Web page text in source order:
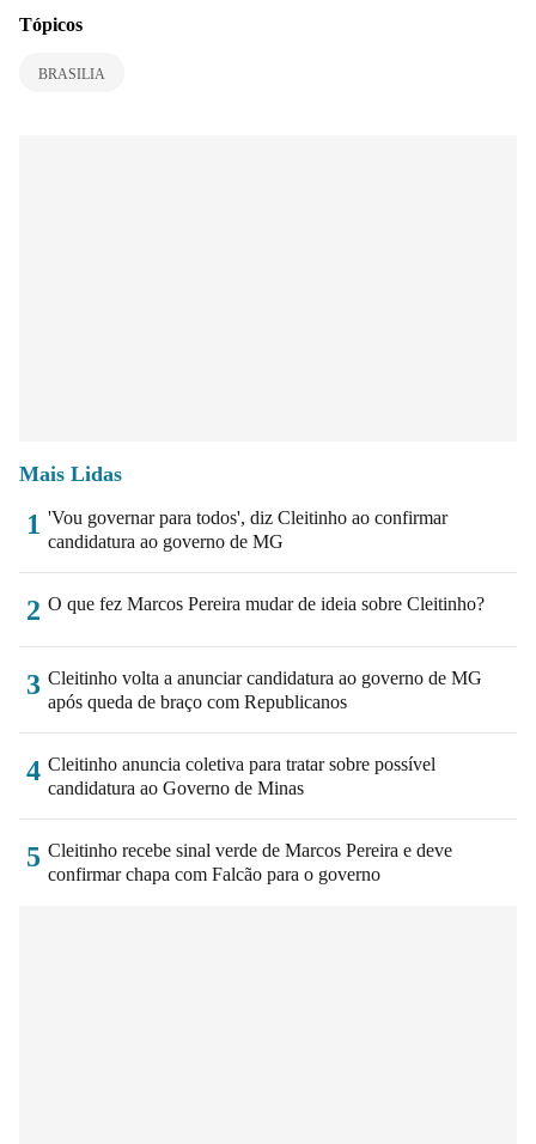
Tópicos
BRASILIA
Mais Lidas
1 'Vou governar para todos', diz Cleitinho ao confirmar
candidatura ao governo de MG
2 O que fez Marcos Pereira mudar de ideia sobre Cleitinho?
3 Cleitinho volta a anunciar candidatura ao governo de MG
após queda de braço com Republicanos
4 Cleitinho anuncia coletiva para tratar sobre possível
candidatura ao Governo de Minas
5 Cleitinho recebe sinal verde de Marcos Pereira e deve
confirmar chapa com Falcão para o governo